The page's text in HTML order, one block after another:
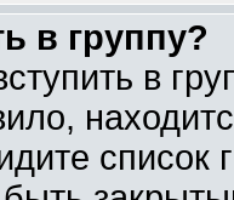
в группу?
в
список